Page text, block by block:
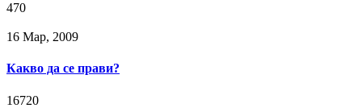
470
16 Мар, 2009
Какво да се прави?
16720